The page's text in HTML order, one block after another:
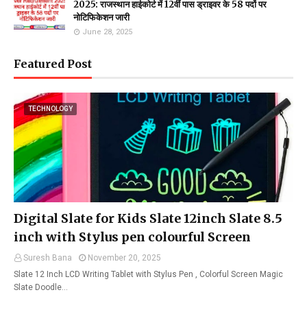
2025: राजस्थान हाईकोर्ट में 12वीं पास ड्राइवर के 58 पदों पर
नोटिफिकेशन जारी
June 28, 2025
Featured Post
TECHNOLOGY
Digital Slate for Kids Slate 12inch Slate 8.5
inch with Stylus pen colourful Screen
Suresh Bana
November 20, 2025
Slate 12 Inch LCD Writing Tablet with Stylus Pen , Colorful Screen Magic
Slate Doodle…